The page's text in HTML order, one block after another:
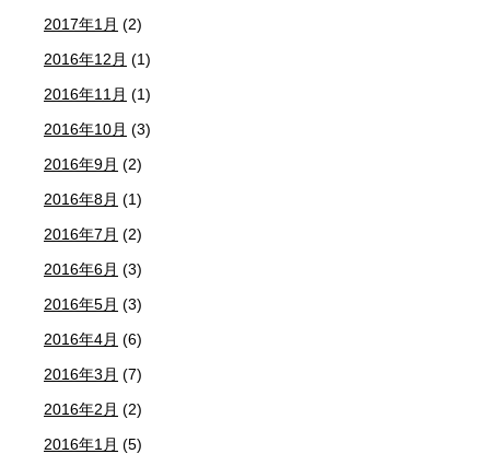
2017年1月 (2)
2016年12月 (1)
2016年11月 (1)
2016年10月 (3)
2016年9月 (2)
2016年8月 (1)
2016年7月 (2)
2016年6月 (3)
2016年5月 (3)
2016年4月 (6)
2016年3月 (7)
2016年2月 (2)
2016年1月 (5)